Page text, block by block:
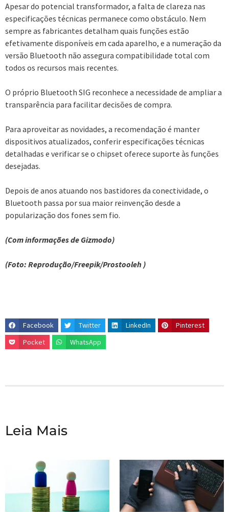
Apesar do potencial transformador, a falta de clareza nas
especificações técnicas permanece como obstáculo. Nem
sempre as fabricantes detalham quais funções estão
efetivamente disponíveis em cada aparelho, e a numeração da
versão Bluetooth não assegura compatibilidade total com
todos os recursos mais recentes.
O próprio Bluetooth SIG reconhece a necessidade de ampliar a
transparência para facilitar decisões de compra.
Para aproveitar as novidades, a recomendação é manter
dispositivos atualizados, conferir especificações técnicas
detalhadas e verificar se o chipset oferece suporte às funções
desejadas.
Depois de anos atuando nos bastidores da conectividade, o
Bluetooth passa por sua maior reinvenção desde a
popularização dos fones sem fio.
(Com informações de Gizmodo)
(Foto: Reprodução/Freepik/Prostooleh )
Facebook Twitter LinkedIn
Pinterest
Pocket
WhatsApp
Leia Mais